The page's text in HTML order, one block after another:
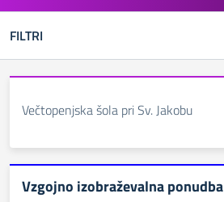
FILTRI
Večtopenjska šola pri Sv. Jakobu
Vzgojno izobraževalna ponudba